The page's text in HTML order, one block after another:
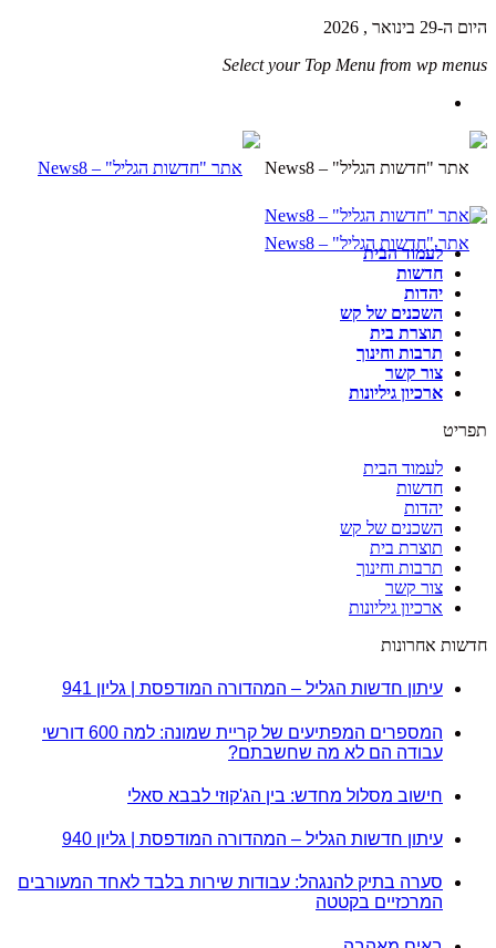
היום ה-29 בינואר , 2026
Select your Top Menu from wp menus
לעמוד הבית
חדשות
יהדות
השכנים של קש
תוצרת בית
תרבות וחינוך
צור קשר
ארכיון גיליונות
תפריט
לעמוד הבית
חדשות
יהדות
השכנים של קש
תוצרת בית
תרבות וחינוך
צור קשר
ארכיון גיליונות
חדשות אחרונות
עיתון חדשות הגליל – המהדורה המודפסת | גליון 941
המספרים המפתיעים של קריית שמונה: למה 600 דורשי
עבודה הם לא מה שחשבתם?
חישוב מסלול מחדש: בין הג'קוזי לבבא סאלי
עיתון חדשות הגליל – המהדורה המודפסת | גליון 940
סערה בתיק להנגהל: עבודות שירות בלבד לאחד המעורבים
המרכזיים בקטטה